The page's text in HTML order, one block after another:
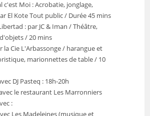
c'est Moi : Acrobatie, jonglage,
El Kote Tout public / Durée 45 mins
: par JC & Iman / Théâtre,
/ 20 mins
la Cie L'Arbassonge / harangue et
marionnettes de table / 10
DJ Pasteq : 18h-20h
le restaurant Les Marronniers
:
Les Madeleines (musique et